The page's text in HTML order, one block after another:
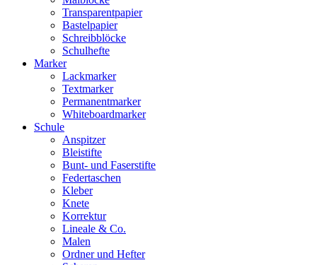
Transparentpapier
Bastelpapier
Schreibblöcke
Schulhefte
Marker
Lackmarker
Textmarker
Permanentmarker
Whiteboardmarker
Schule
Anspitzer
Bleistifte
Bunt- und Faserstifte
Federtaschen
Kleber
Knete
Korrektur
Lineale & Co.
Malen
Ordner und Hefter